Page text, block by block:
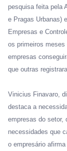
pesquisa feita pela
e Pragas Urbanas)
Empresas e
os primeiros
empresas
que outras
Vinicius Finavaro,
destaca a
empresas do setor,
necessidades que
o empresário